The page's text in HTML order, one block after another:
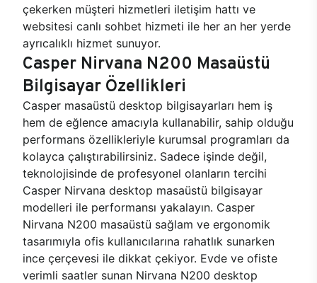
çekerken müşteri hizmetleri iletişim hattı ve
websitesi canlı sohbet hizmeti ile her an her yerde
ayrıcalıklı hizmet sunuyor.
Casper Nirvana N200 Masaüstü
Bilgisayar Özellikleri
Casper masaüstü desktop bilgisayarları hem iş
hem de eğlence amacıyla kullanabilir, sahip olduğu
performans özellikleriyle kurumsal programları da
kolayca çalıştırabilirsiniz. Sadece işinde değil,
teknolojisinde de profesyonel olanların tercihi
Casper Nirvana desktop masaüstü bilgisayar
modelleri ile performansı yakalayın. Casper
Nirvana N200 masaüstü sağlam ve ergonomik
tasarımıyla ofis kullanıcılarına rahatlık sunarken
ince çerçevesi ile dikkat çekiyor. Evde ve ofiste
verimli saatler sunan Nirvana N200 desktop